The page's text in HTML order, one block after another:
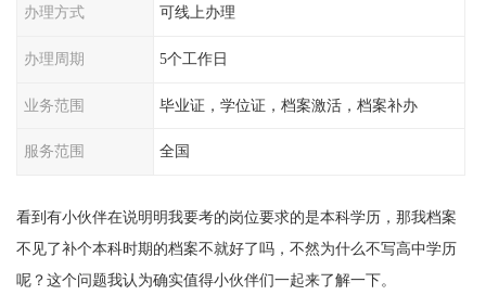
办理方式 可线上办理
办理周期 5个工作日
业务范围 毕业证，学位证，档案激活，档案补办
服务范围 全国
看到有小伙伴在说明明我要考的岗位要求的是本科学历，那我档案
不见了补个本科时期的档案不就好了吗，不然为什么不写高中学历
呢？这个问题我认为确实值得小伙伴们一起来了解一下。